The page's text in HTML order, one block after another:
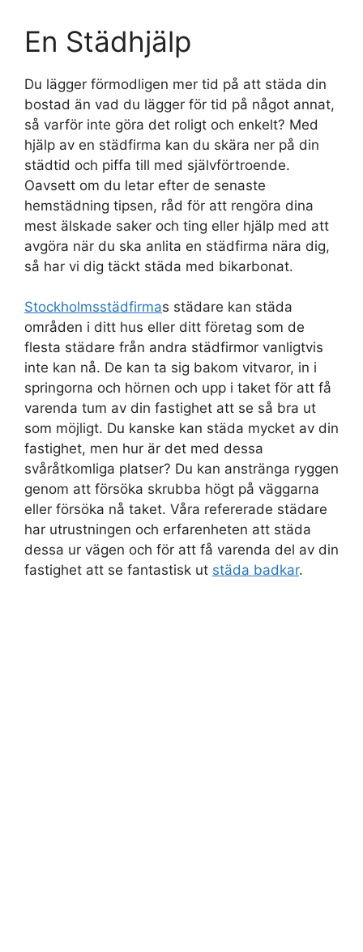
En Städhjälp
Du lägger förmodligen mer tid på att städa din
bostad än vad du lägger för tid på något annat,
så varför inte göra det roligt och enkelt? Med
hjälp av en städfirma kan du skära ner på din
städtid och piffa till med självförtroende.
Oavsett om du letar efter de senaste
hemstädning tipsen, råd för att rengöra dina
mest älskade saker och ting eller hjälp med att
avgöra när du ska anlita en städfirma nära dig,
så har vi dig täckt städa med bikarbonat.
Stockholmsstädfirmas städare kan städa
områden i ditt hus eller ditt företag som de
flesta städare från andra städfirmor vanligtvis
inte kan nå. De kan ta sig bakom vitvaror, in i
springorna och hörnen och upp i taket för att få
varenda tum av din fastighet att se så bra ut
som möjligt. Du kanske kan städa mycket av din
fastighet, men hur är det med dessa
svåråtkomliga platser? Du kan anstränga ryggen
genom att försöka skrubba högt på väggarna
eller försöka nå taket. Våra refererade städare
har utrustningen och erfarenheten att städa
dessa ur vägen och för att få varenda del av din
fastighet att se fantastisk ut städa badkar.